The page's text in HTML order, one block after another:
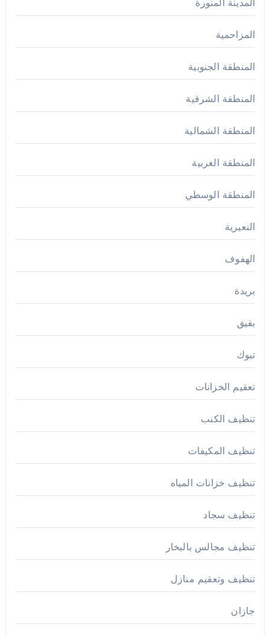
المدينة المنورة
المزاحمية
المنطقة الجنوبية
المنطقة الشرقية
المنطقة الشمالية
المنطقة الغربية
المنطقة الوسطي
النعيرية
الهفوف
بريدة
بقيق
تبوك
تعقيم الخزانات
تنظيف الكنب
تنظيف المكيفات
تنظيف خزانات المياه
تنظيف سجاد
تنظيف مجالس بالبخار
تنظيف وتعقيم منازل
جازان